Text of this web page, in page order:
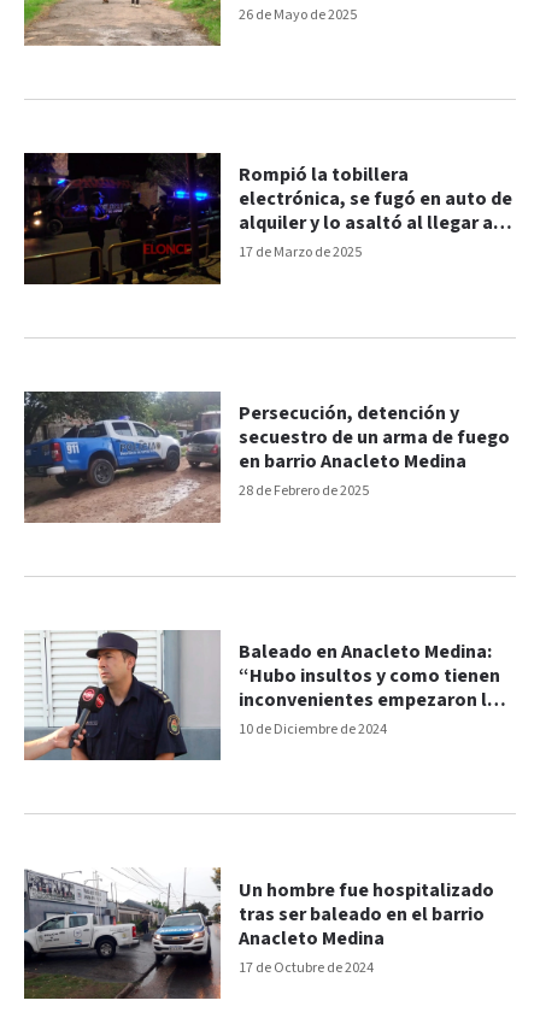
26 de Mayo de 2025
17 de Marzo de 2025
Rompió la tobillera
electrónica, se fugó en auto de
alquiler y lo asaltó al llegar a
destino
28 de Febrero de 2025
Persecución, detención y
secuestro de un arma de fuego
en barrio Anacleto Medina
10 de Diciembre de 2024
Baleado en Anacleto Medina:
“Hubo insultos y como tienen
inconvenientes empezaron los
disparos”
17 de Octubre de 2024
Un hombre fue hospitalizado
tras ser baleado en el barrio
Anacleto Medina